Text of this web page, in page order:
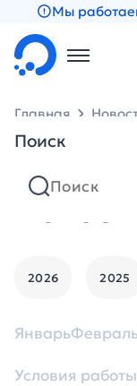
Мы
Поиск
Главная
Новости
2026 2025
Январь
Условия работы